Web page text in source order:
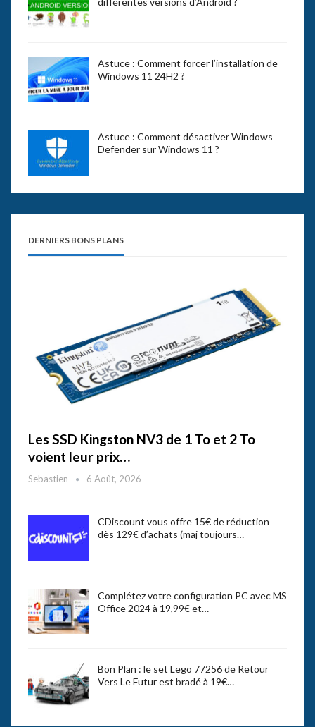
Astuce : Comment forcer l’installation de
Windows 11 24H2 ?
Astuce : Comment désactiver Windows
Defender sur Windows 11 ?
DERNIERS BONS PLANS
Les SSD Kingston NV3 de 1 To et 2 To
voient leur prix…
Sebastien 6 Août, 2026
CDiscount vous offre 15€ de réduction
dès 129€ d’achats (maj toujours…
Complétez votre configuration PC avec MS
Office 2024 à 19,99€ et…
Bon Plan : le set Lego 77256 de Retour
Vers Le Futur est bradé à 19€…